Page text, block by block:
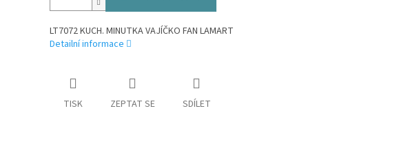
LT7072 KUCH. MINUTKA VAJÍČKO FAN LAMART
Detailní informace
TISK ZEPTAT SE SDÍLET